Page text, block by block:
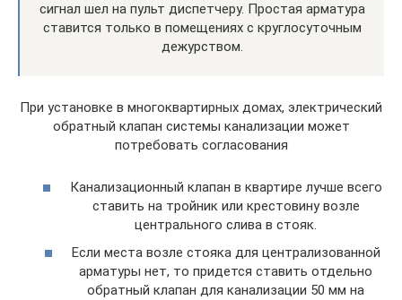
сигнал шел на пульт диспетчеру. Простая арматура
ставится только в помещениях с круглосуточным
дежурством.
При установке в многоквартирных домах, электрический
обратный клапан системы канализации может
потребовать согласования
Канализационный клапан в квартире лучше всего
ставить на тройник или крестовину возле
центрального слива в стояк.
Если места возле стояка для централизованной
арматуры нет, то придется ставить отдельно
обратный клапан для канализации 50 мм на